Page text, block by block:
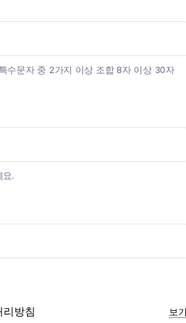
수문자 중 2가지 이상 조합 8자 이상 30자
요.
방침 보